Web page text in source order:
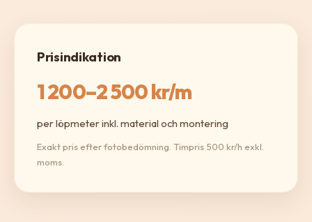
Prisindikation
1 200–2 500 kr/m
per löpmeter inkl. material och montering
Exakt pris efter fotobedömning. Timpris 500 kr/h exkl.
moms.